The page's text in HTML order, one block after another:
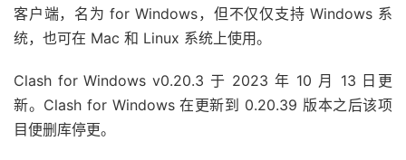
客户端，名为 for Windows，但不仅仅支持 Windows 系
统，也可在 Mac 和 Linux 系统上使用。
Clash for Windows v0.20.3 于 2023 年 10 月 13 日更
新。Clash for Windows 在更新到 0.20.39 版本之后该项
目便删库停更。